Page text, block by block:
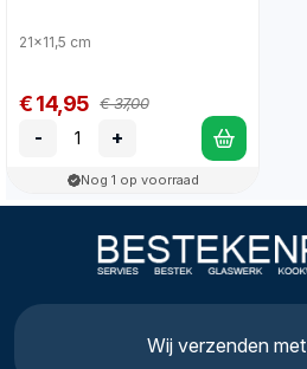
21x11,5 cm
€ 14,95 € 37,00
- +
Nog 1 op voorraad
Wij verzenden met